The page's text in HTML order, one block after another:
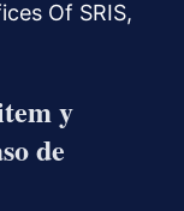
Of SRIS,
y
de